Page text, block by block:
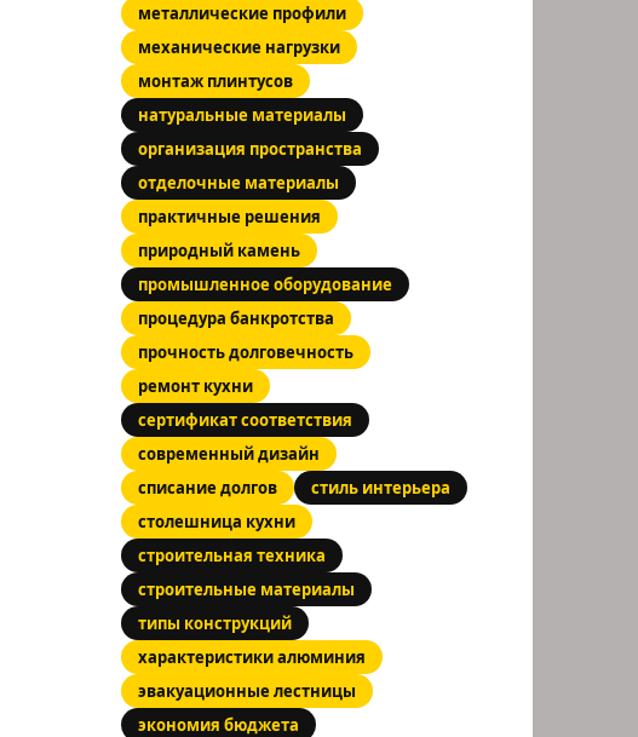
металлические профили
механические нагрузки
монтаж плинтусов
натуральные материалы
организация пространства
отделочные материалы
практичные решения
природный камень
промышленное оборудование
процедура банкротства
прочность долговечность
ремонт кухни
сертификат соответствия
современный дизайн
списание долгов
стиль интерьера
столешница кухни
строительная техника
строительные материалы
типы конструкций
характеристики алюминия
эвакуационные лестницы
экономия бюджета